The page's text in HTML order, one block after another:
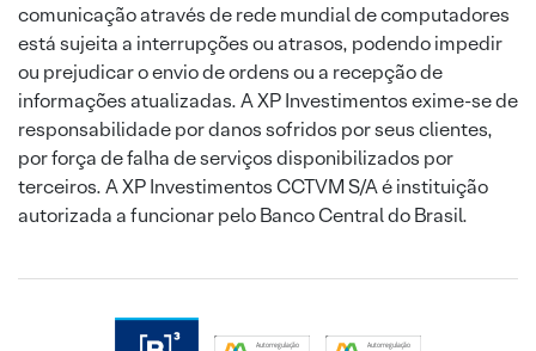
comunicação através de rede mundial de computadores
está sujeita a interrupções ou atrasos, podendo impedir
ou prejudicar o envio de ordens ou a recepção de
informações atualizadas. A XP Investimentos exime-se de
responsabilidade por danos sofridos por seus clientes,
por força de falha de serviços disponibilizados por
terceiros. A XP Investimentos CCTVM S/A é instituição
autorizada a funcionar pelo Banco Central do Brasil.